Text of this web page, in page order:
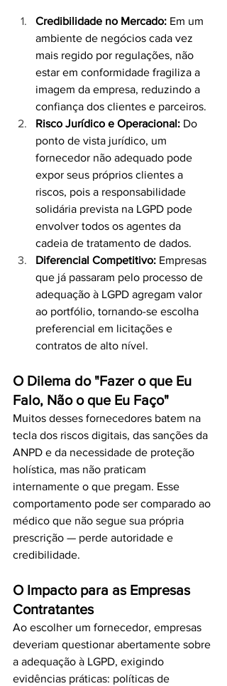
Credibilidade no Mercado: Em um
ambiente de negócios cada vez
mais regido por regulações, não
estar em conformidade fragiliza a
imagem da empresa, reduzindo a
confiança dos clientes e parceiros.
Risco Jurídico e Operacional: Do
ponto de vista jurídico, um
fornecedor não adequado pode
expor seus próprios clientes a
riscos, pois a responsabilidade
solidária prevista na LGPD pode
envolver todos os agentes da
cadeia de tratamento de dados.
Diferencial Competitivo: Empresas
que já passaram pelo processo de
adequação à LGPD agregam valor
ao portfólio, tornando-se escolha
preferencial em licitações e
contratos de alto nível.
O Dilema do "Fazer o que Eu
Falo, Não o que Eu Faço"
Muitos desses fornecedores batem na
tecla dos riscos digitais, das sanções da
ANPD e da necessidade de proteção
holística, mas não praticam
internamente o que pregam. Esse
comportamento pode ser comparado ao
médico que não segue sua própria
prescrição — perde autoridade e
credibilidade.
O Impacto para as Empresas
Contratantes
Ao escolher um fornecedor, empresas
deveriam questionar abertamente sobre
a adequação à LGPD, exigindo
evidências práticas: políticas de